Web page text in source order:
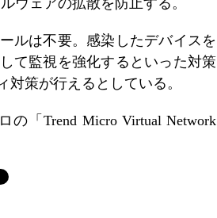
ウェアの拡散を防止する。
ルは不要。感染したデバイスを
て監視を強化するといった対策
策が行えるとしている。
「Trend Micro Virtual Network